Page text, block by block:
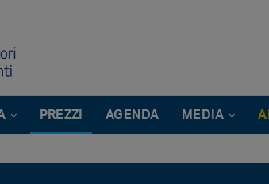
PREZZI AGENDA MEDIA